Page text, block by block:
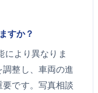
すか？
により異なりま
整し、車両の進
です。写真相談